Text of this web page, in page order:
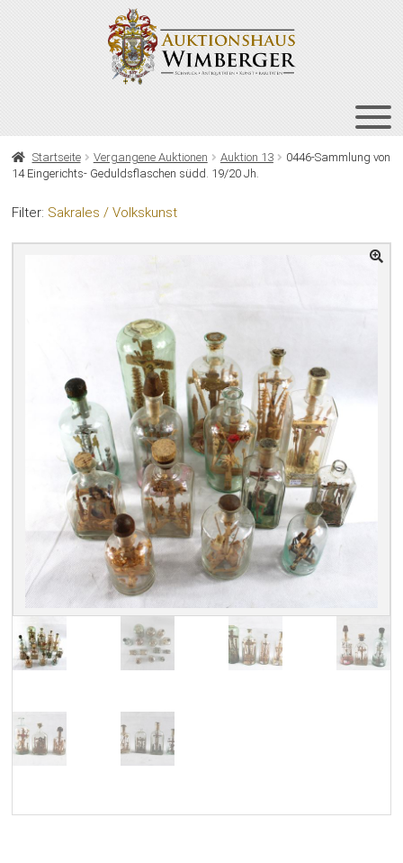
HOME
NEWSLETTER
Startseite Vergangene Auktionen Auktion 13
0446-Sammlung von
14 Eingerichts- Geduldsflaschen südd. 19/20 Jh.
Filter: Sakrales / Volkskunst